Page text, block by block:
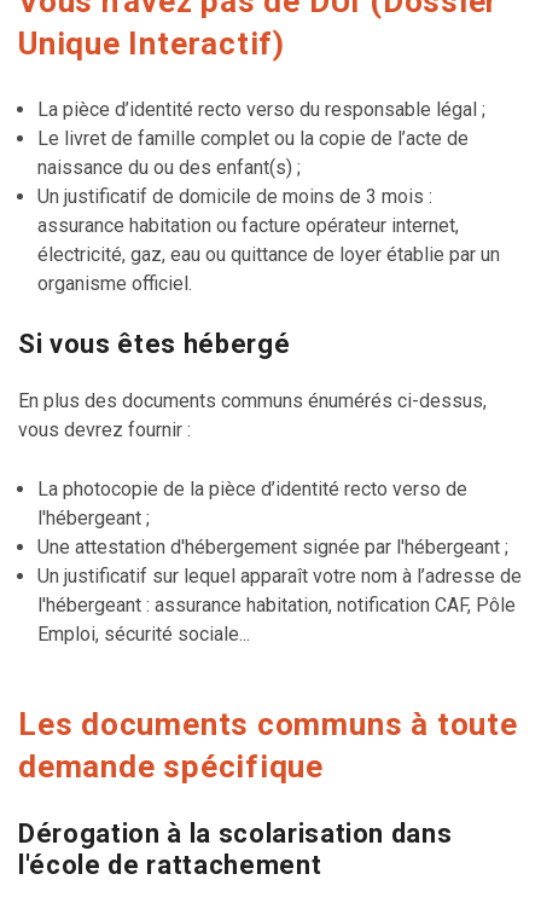
Unique Interactif)
La pièce d’identité recto verso du responsable légal ;
Le livret de famille complet ou la copie de l’acte de
naissance du ou des enfant(s) ;
Un justificatif de domicile de moins de 3 mois :
assurance habitation ou facture opérateur internet,
électricité, gaz, eau ou quittance de loyer établie par un
organisme officiel.
Si vous êtes hébergé
En plus des documents communs énumérés ci-dessus,
vous devrez fournir :
La photocopie de la pièce d’identité recto verso de
l'hébergeant ;
Une attestation d'hébergement signée par l'hébergeant ;
Un justificatif sur lequel apparaît votre nom à l’adresse de
l'hébergeant : assurance habitation, notification CAF, Pôle
Emploi, sécurité sociale...
Les documents communs à toute
demande spécifique
Dérogation à la scolarisation dans
l'école de rattachement